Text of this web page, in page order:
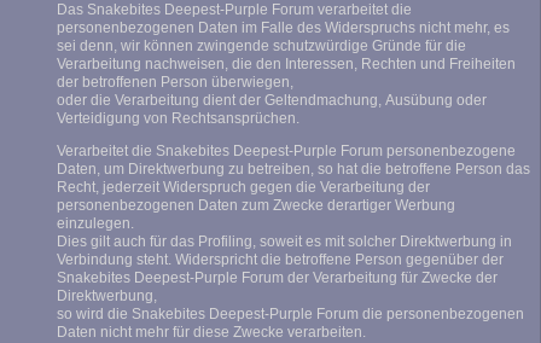
Das Snakebites Deepest-Purple Forum verarbeitet die
personenbezogenen Daten im Falle des Widerspruchs nicht mehr, es
sei denn, wir können zwingende schutzwürdige Gründe für die
Verarbeitung nachweisen, die den Interessen, Rechten und Freiheiten
der betroffenen Person überwiegen,
oder die Verarbeitung dient der Geltendmachung, Ausübung oder
Verteidigung von Rechtsansprüchen.
Verarbeitet die Snakebites Deepest-Purple Forum personenbezogene
Daten, um Direktwerbung zu betreiben, so hat die betroffene Person das
Recht, jederzeit Widerspruch gegen die Verarbeitung der
personenbezogenen Daten zum Zwecke derartiger Werbung
einzulegen.
Dies gilt auch für das Profiling, soweit es mit solcher Direktwerbung in
Verbindung steht. Widerspricht die betroffene Person gegenüber der
Snakebites Deepest-Purple Forum der Verarbeitung für Zwecke der
Direktwerbung,
so wird die Snakebites Deepest-Purple Forum die personenbezogenen
Daten nicht mehr für diese Zwecke verarbeiten.